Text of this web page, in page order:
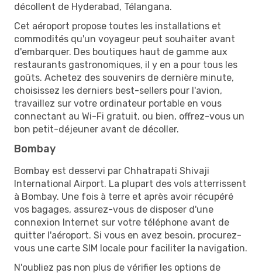
décollent de Hyderabad, Télangana.
Cet aéroport propose toutes les installations et
commodités qu'un voyageur peut souhaiter avant
d'embarquer. Des boutiques haut de gamme aux
restaurants gastronomiques, il y en a pour tous les
goûts. Achetez des souvenirs de dernière minute,
choisissez les derniers best-sellers pour l'avion,
travaillez sur votre ordinateur portable en vous
connectant au Wi-Fi gratuit, ou bien, offrez-vous un
bon petit-déjeuner avant de décoller.
Bombay
Bombay est desservi par Chhatrapati Shivaji
International Airport. La plupart des vols atterrissent
à Bombay. Une fois à terre et après avoir récupéré
vos bagages, assurez-vous de disposer d'une
connexion Internet sur votre téléphone avant de
quitter l'aéroport. Si vous en avez besoin, procurez-
vous une carte SIM locale pour faciliter la navigation.
N'oubliez pas non plus de vérifier les options de